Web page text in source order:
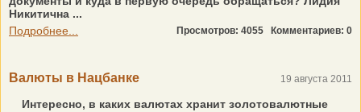
Никитична ...
Подробнее...
Просмотров: 4055 Комментариев: 0
Валюты в Нацбанке 19 августа 2011
Интересно, в каких валютах хранит золотовалютные